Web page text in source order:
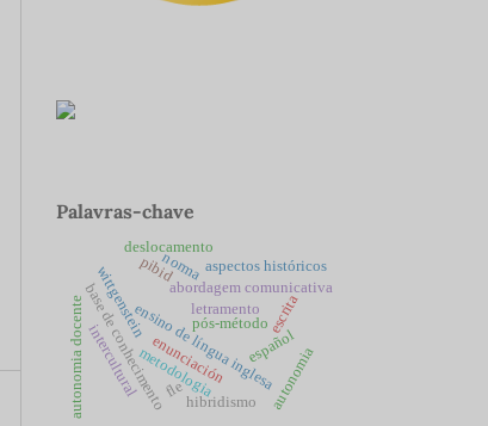
Palavras-chave
base de conhecimentoensino de língua inglesa
abordagem comunicativa
pós-método
autonomia docente enunciación español
pibid
autonomia
norma
escrita
wittgenstein
interculturalmetodologia
fle
letramento
deslocamento
hibridismo
aspectos históricos